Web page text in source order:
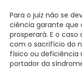
Para o juiz não se
ciência garante que
prosperará. E o
com o sacrifício do
físico ou deficiência
portador da